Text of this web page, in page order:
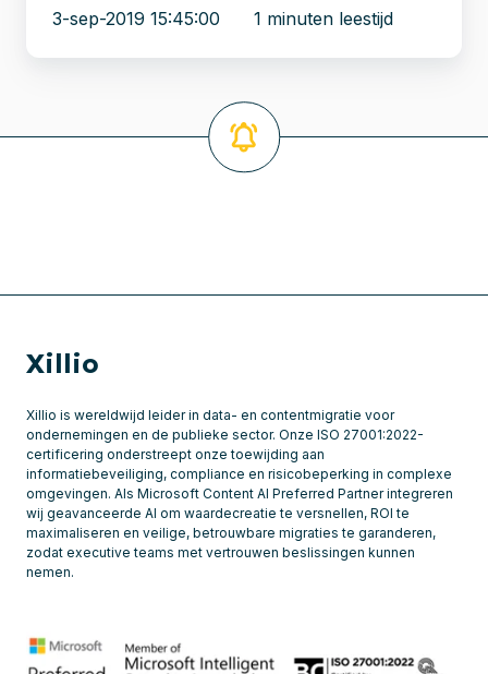
3-sep-2019 15:45:00 1 minuten leestijd
Xillio
Xillio is wereldwijd leider in data- en contentmigratie voor
ondernemingen en de publieke sector. Onze ISO 27001:2022-
certificering onderstreept onze toewijding aan
informatiebeveiliging, compliance en risicobeperking in complexe
omgevingen. Als Microsoft Content AI Preferred Partner integreren
wij geavanceerde AI om waardecreatie te versnellen, ROI te
maximaliseren en veilige, betrouwbare migraties te garanderen,
zodat executive teams met vertrouwen beslissingen kunnen
nemen.